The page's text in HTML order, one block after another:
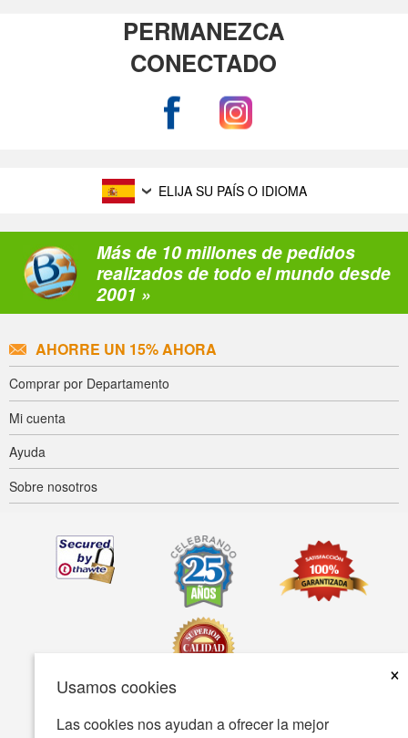
Usamos cookies
×
Las cookies nos ayudan a ofrecer la mejor
PERMANEZCA
CONECTADO
ELIJA SU PAÍS O IDIOMA
Más de 10 millones de pedidos
realizados de todo el mundo desde
2001 »
AHORRE UN 15% AHORA
Comprar por Departamento
Mi cuenta
Ayuda
Sobre nosotros
Accesibilidad Condiciones de uso Política de privacidad